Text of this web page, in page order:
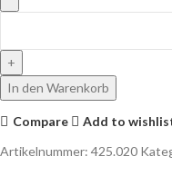
In den Warenkorb
Compare
Add to
Artikelnummer: 425.020